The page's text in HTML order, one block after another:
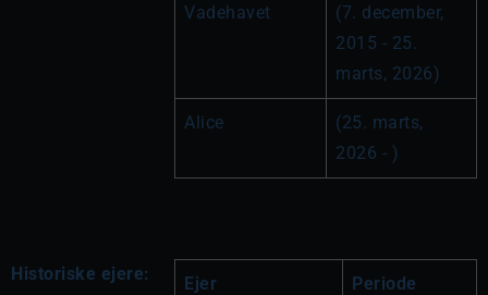
Vadehavet
(7. december,
2015 - 25.
marts, 2026)
Alice
(25. marts,
2026 - )
Historiske ejere: Ejer Periode